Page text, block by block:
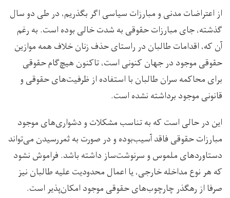
از اعتراضات مدنی و مبارزات سیاسی اگر بگذریم، در طی دو سال
گذشته، جای مبارزات حقوقی به شدت خالی بوده است. به رغم
آن که، اقدامات طالبان در راستای حذف زنان خلاف همه موازین
حقوقی موجود در جهان کنونی است، تاکنون هیچ‌گام حقوقی
برای محاکمه سران طالبان با استفاده از ظرفیت‌های حقوقی و
قانونی موجود برداشته نشده است.
این در حالی است که به تناسب مشکلات و دشواری‌های موجود
مبارزات حقوقی فاقد آسیب‌بوده و در صورت به ثمررسیدن می‌تواند
دستاوردهای ملموس و سرنوشت‌ساز داشته باشد. فراموش نشود
که هر نوع مداخله خارجی، یا اعمال محدودیت علیه طالبان نیز
صرفا از رهگذر چارچوب‌های حقوقی موجود امکان‌پذیر است.